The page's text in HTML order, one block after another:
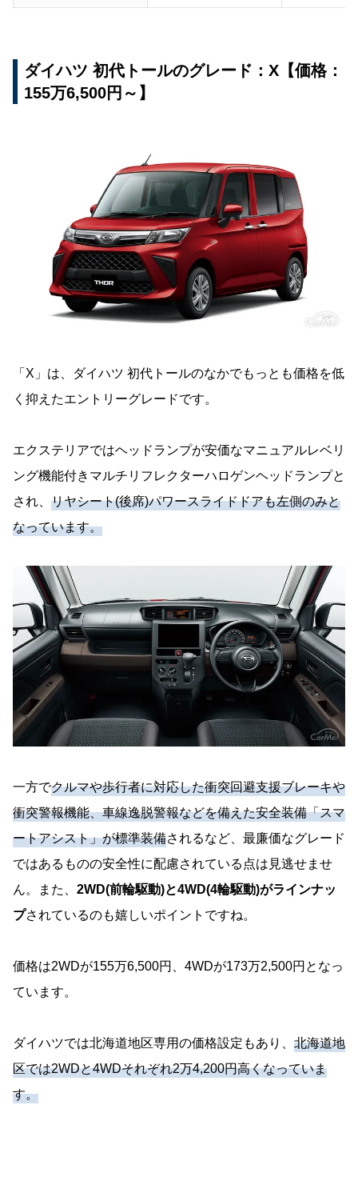
ダイハツ 初代トールのグレード：X【価格：
155万6,500円～】
「X」は、ダイハツ 初代トールのなかでもっとも価格を低
く抑えたエントリーグレードです。
エクステリアではヘッドランプが安価なマニュアルレベリ
ング機能付きマルチリフレクターハロゲンヘッドランプと
され、 リヤシート(後席)パワースライドドアも左側のみと
なっています。
一方でクルマや歩行者に対応した衝突回避支援ブレーキや
衝突警報機能、車線逸脱警報などを備えた安全装備「スマ
ートアシスト」が標準装備されるなど、最廉価なグレード
ではあるものの安全性に配慮されている点は見逃せませ
ん。また、 2WD(前輪駆動)と4WD(4輪駆動)がラインナッ
プされているのも嬉しいポイントですね。
価格は2WDが155万6,500円、4WDが173万2,500円となっ
ています。
ダイハツでは北海道地区専用の価格設定もあり、 北海道地
区では2WDと4WDそれぞれ2万4,200円高くなっていま
す。